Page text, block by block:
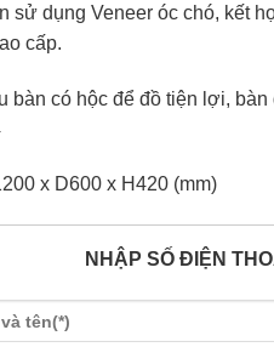
sử dụng Veneer óc chó, kết
cấp.
bàn có hộc để đồ tiện lợi,
x D600 x H420 (mm)
NHẬP SỐ ĐIỆN